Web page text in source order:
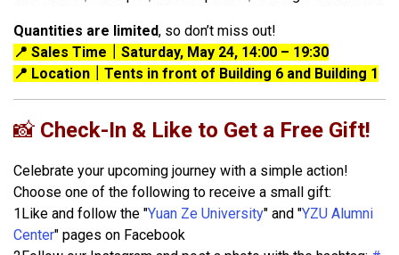
Quantities are limited, so don’t miss out!
📍 Sales Time ｜Saturday, May 24, 14:00 – 19:30
📍 Location ｜Tents in front of Building 6 and Building 1
📸 Check-In & Like to Get a Free Gift!
Celebrate your upcoming journey with a simple action!
Choose one of the following to receive a small gift:
1️Like and follow the "Yuan Ze University" and "YZU Alumni
Center" pages on Facebook